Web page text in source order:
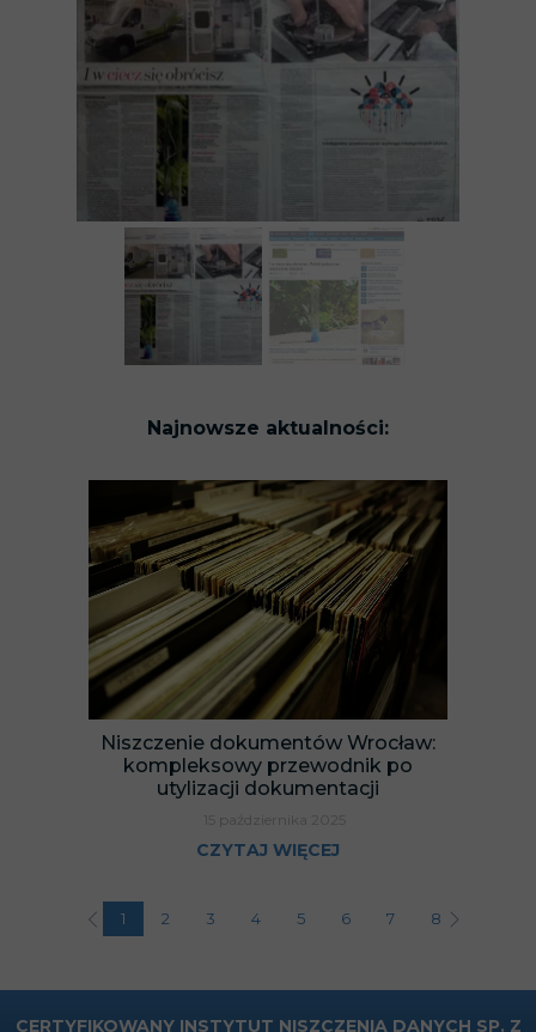
Najnowsze aktualności:
Niszczenie dokumentów Wrocław:
kompleksowy przewodnik po
utylizacji dokumentacji
15 października 2025
CZYTAJ WIĘCEJ
1 2 3 4 5 6 7 8
CERTYFIKOWANY INSTYTUT NISZCZENIA DANYCH SP. Z